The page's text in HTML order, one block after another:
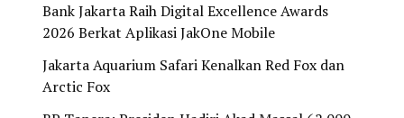
Bank Jakarta Raih Digital Excellence Awards
2026 Berkat Aplikasi JakOne Mobile
Jakarta Aquarium Safari Kenalkan Red Fox dan
Arctic Fox